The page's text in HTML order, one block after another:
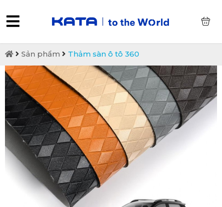
Sản phẩm Thảm sàn ô tô 360